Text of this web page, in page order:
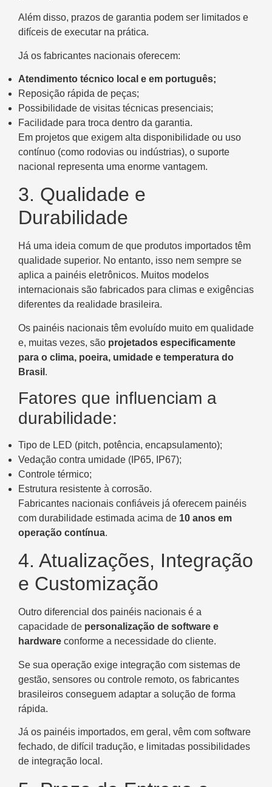
Além disso, prazos de garantia podem ser limitados e
difíceis de executar na prática.
Já os fabricantes nacionais oferecem:
Atendimento técnico local e em português;
Reposição rápida de peças;
Possibilidade de visitas técnicas presenciais;
Facilidade para troca dentro da garantia.
Em projetos que exigem alta disponibilidade ou uso
contínuo (como rodovias ou indústrias), o suporte
nacional representa uma enorme vantagem.
3. Qualidade e
Durabilidade
Há uma ideia comum de que produtos importados têm
qualidade superior. No entanto, isso nem sempre se
aplica a painéis eletrônicos. Muitos modelos
internacionais são fabricados para climas e exigências
diferentes da realidade brasileira.
Os painéis nacionais têm evoluído muito em qualidade
e, muitas vezes, são projetados especificamente
para o clima, poeira, umidade e temperatura do
Brasil .
Fatores que influenciam a
durabilidade:
Tipo de LED (pitch, potência, encapsulamento);
Vedação contra umidade (IP65, IP67);
Controle térmico;
Estrutura resistente à corrosão.
Fabricantes nacionais confiáveis já oferecem painéis
com durabilidade estimada acima de 10 anos em
operação contínua.
4. Atualizações, Integração
e Customização
Outro diferencial dos painéis nacionais é a
capacidade de personalização de software e
hardware conforme a necessidade do cliente.
Se sua operação exige integração com sistemas de
gestão, sensores ou controle remoto, os fabricantes
brasileiros conseguem adaptar a solução de forma
rápida.
Já os painéis importados, em geral, vêm com software
fechado, de difícil tradução, e limitadas possibilidades
de integração local.